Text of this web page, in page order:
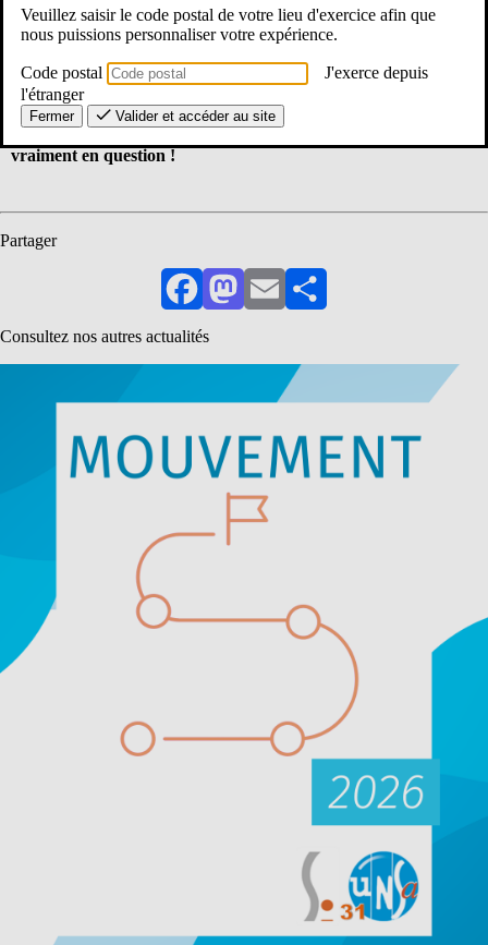
exemple chez les conducteurs routiers). Certains départements
semblent aussi plus attractifs que d’autres…
A noter:une quinzaine de postes vacants sont des postes
spécifiques pour les collèges et lycées, le double en lycées pro
(une trentaine donc !) ! Ajoutons qu’une dizaine de ces postes
vraiment en question !
Partager
FacebookMastodon
EmailPartager
Consultez nos autres actualités
Veuillez saisir le code postal de votre lieu d'exercice afin que
nous puissions personnaliser votre expérience.
Code postal
J'exerce depuis
l'étranger
Fermer Valider et accéder au site